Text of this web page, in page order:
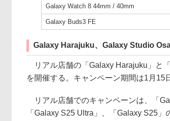
Galaxy Watch 8 44mm / 40mm
Galaxy Buds3 FE
Galaxy Harajuku、Galaxy Studio
リアル店舗の「Galaxy Harajuku」と
を開催する。キャンペーン期間は1月15
リアル店舗でのキャンペーンは、「
「Galaxy S25 Ultra」、「Galaxy S25